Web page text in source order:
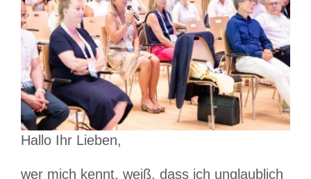
Rund um den Hechl
Bewegungs- & Seminarraum
Infos
Hallo Ihr Lieben,
wer mich kennt, weiß, dass ich unglaublich